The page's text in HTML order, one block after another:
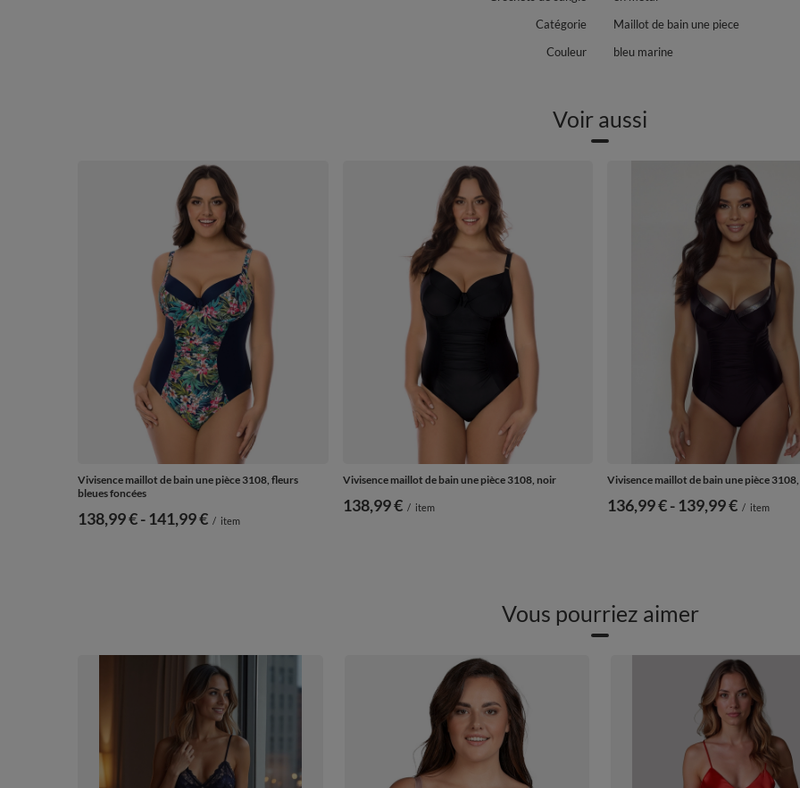
Catégorie
Maillot de bain une piece
Couleur
bleu marine
Voir aussi
Vivisence maillot de bain une pièce 3108, fleurs
bleues foncées
de
138,99 €-vers le bas
141,99 € / item
Vivisence maillot de bain une pièce 3108, noir
138,99 € / item
Vivisence maillot de bain une pièce
de
136,99 €-vers le bas
139,99 € / item
Vous pourriez aimer